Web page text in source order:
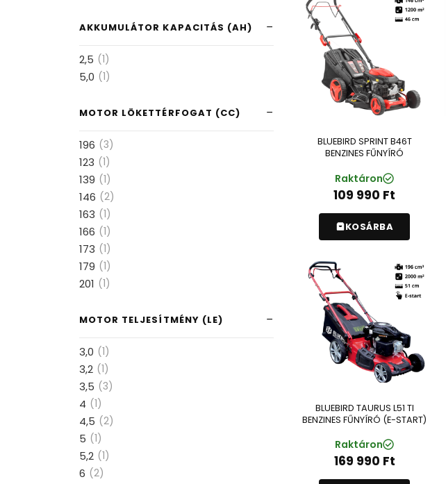
AKKUMULÁTOR KAPACITÁS (AH)
2,5 (1)
5,0 (1)
MOTOR LÖKETTÉRFOGAT (CC)
196 (3)
123 (1)
139 (1)
146 (2)
163 (1)
166 (1)
173 (1)
179 (1)
201 (1)
MOTOR TELJESÍTMÉNY (LE)
3,0 (1)
3,2 (1)
3,5 (3)
4 (1)
4,5 (2)
5 (1)
5,2 (1)
6 (2)
BLUEBIRD SPRINT B46T
BENZINES FŰNYÍRÓ
Raktáron
109 990 Ft
KOSÁRBA
BLUEBIRD TAURUS L51 TI
BENZINES FŰNYÍRÓ (E-START)
Raktáron
169 990 Ft